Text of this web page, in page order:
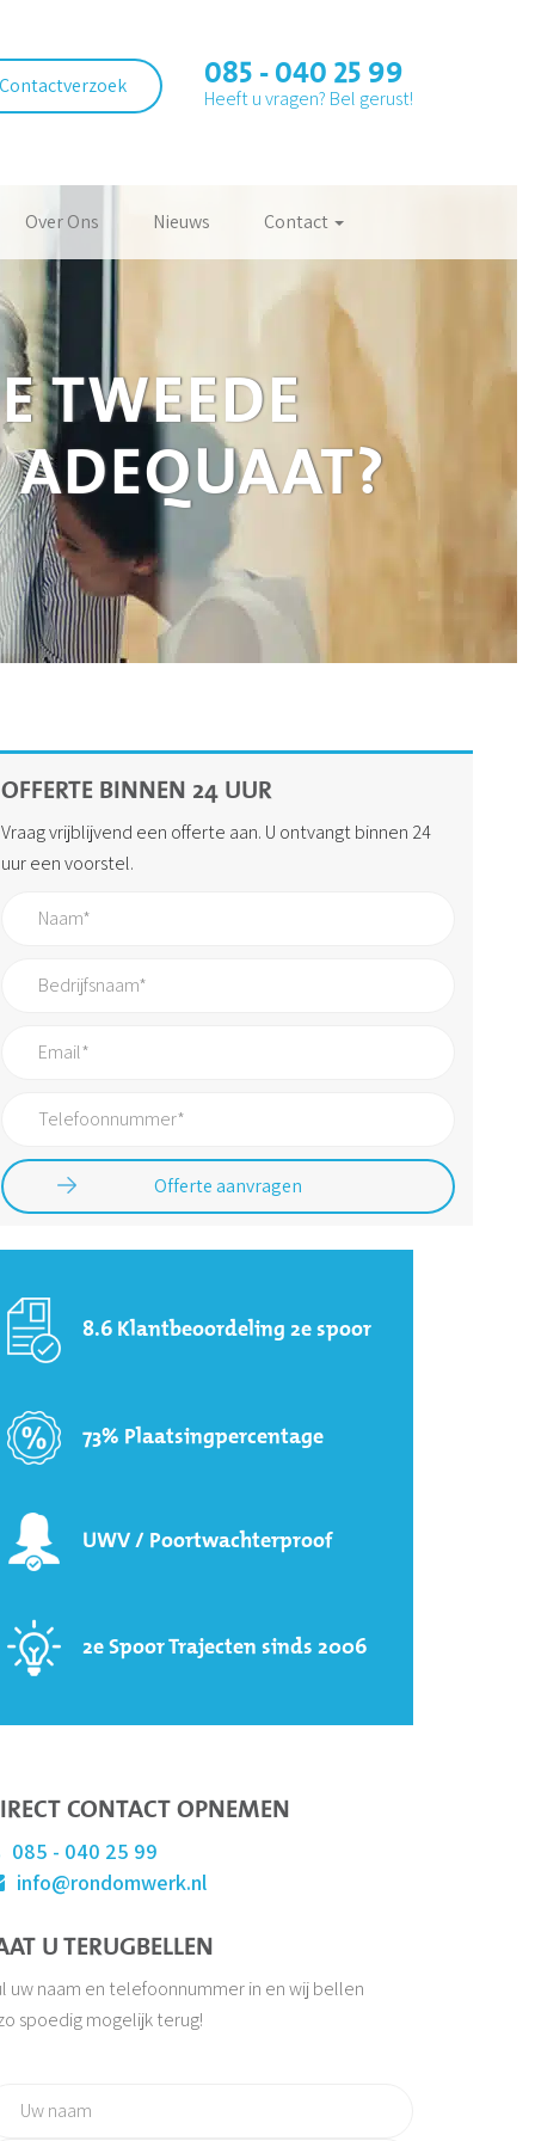
Contactverzoek 085 - 040 25 99
Heeft u vragen? Bel gerust!
Over Ons Nieuws Contact
TWEEDE
ADEQUAAT?
OFFERTE BINNEN 24 UUR
Vraag vrijblijvend een offerte aan. U ontvangt binnen 24
uur een voorstel.
8.6 Klantbeoordeling 2e spoor
73% Plaatsingpercentage
UWV / Poortwachterproof
2e Spoor Trajecten sinds 2006
CONTACT OPNEMEN
085 - 040 25 99
info@rondomwerk.nl
U TERUGBELLEN
uw naam en telefoonnummer in en wij bellen
spoedig mogelijk terug!